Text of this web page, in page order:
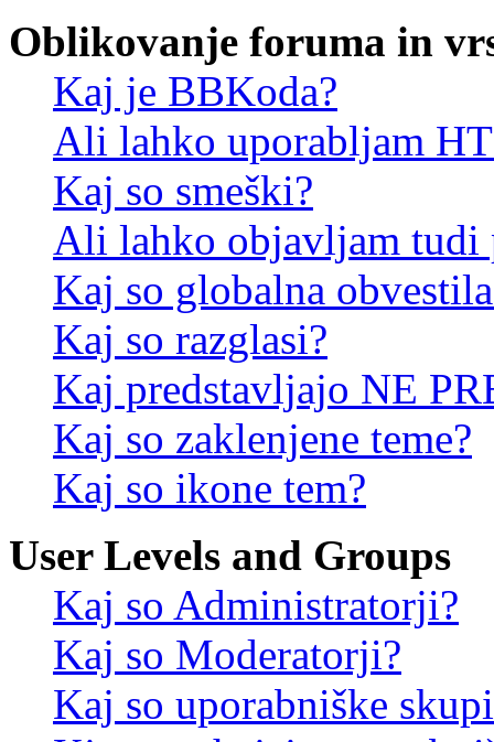
Oblikovanje foruma in
Kaj je BBKoda?
Ali lahko uporabljam
Kaj so smeški?
Ali lahko objavljam tudi
Kaj so globalna
Kaj so razglasi?
Kaj predstavljajo NE
Kaj so zaklenjene teme?
Kaj so ikone tem?
User Levels and Groups
Kaj so Administratorji?
Kaj so Moderatorji?
Kaj so uporabniške